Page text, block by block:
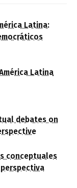
Latina:
Latina
debates on
conceptuales